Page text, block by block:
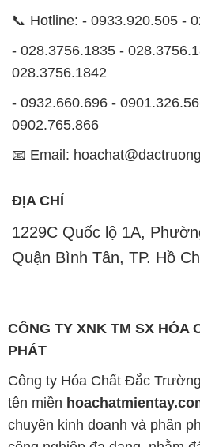
📞 Hotline: - 0933.920.505 -
- 028.3756.1835 -
028.3756.1842
- 0932.660.696 -
0902.765.866
📧 Email:
ĐỊA CHỈ
1229C Quốc lộ 1A,
Quận Bình Tân, TP. Hồ
CÔNG TY XNK TM SX HÓA
PHÁT
Công ty Hóa Chất Đắc
tên miền
chuyên kinh doanh và phân